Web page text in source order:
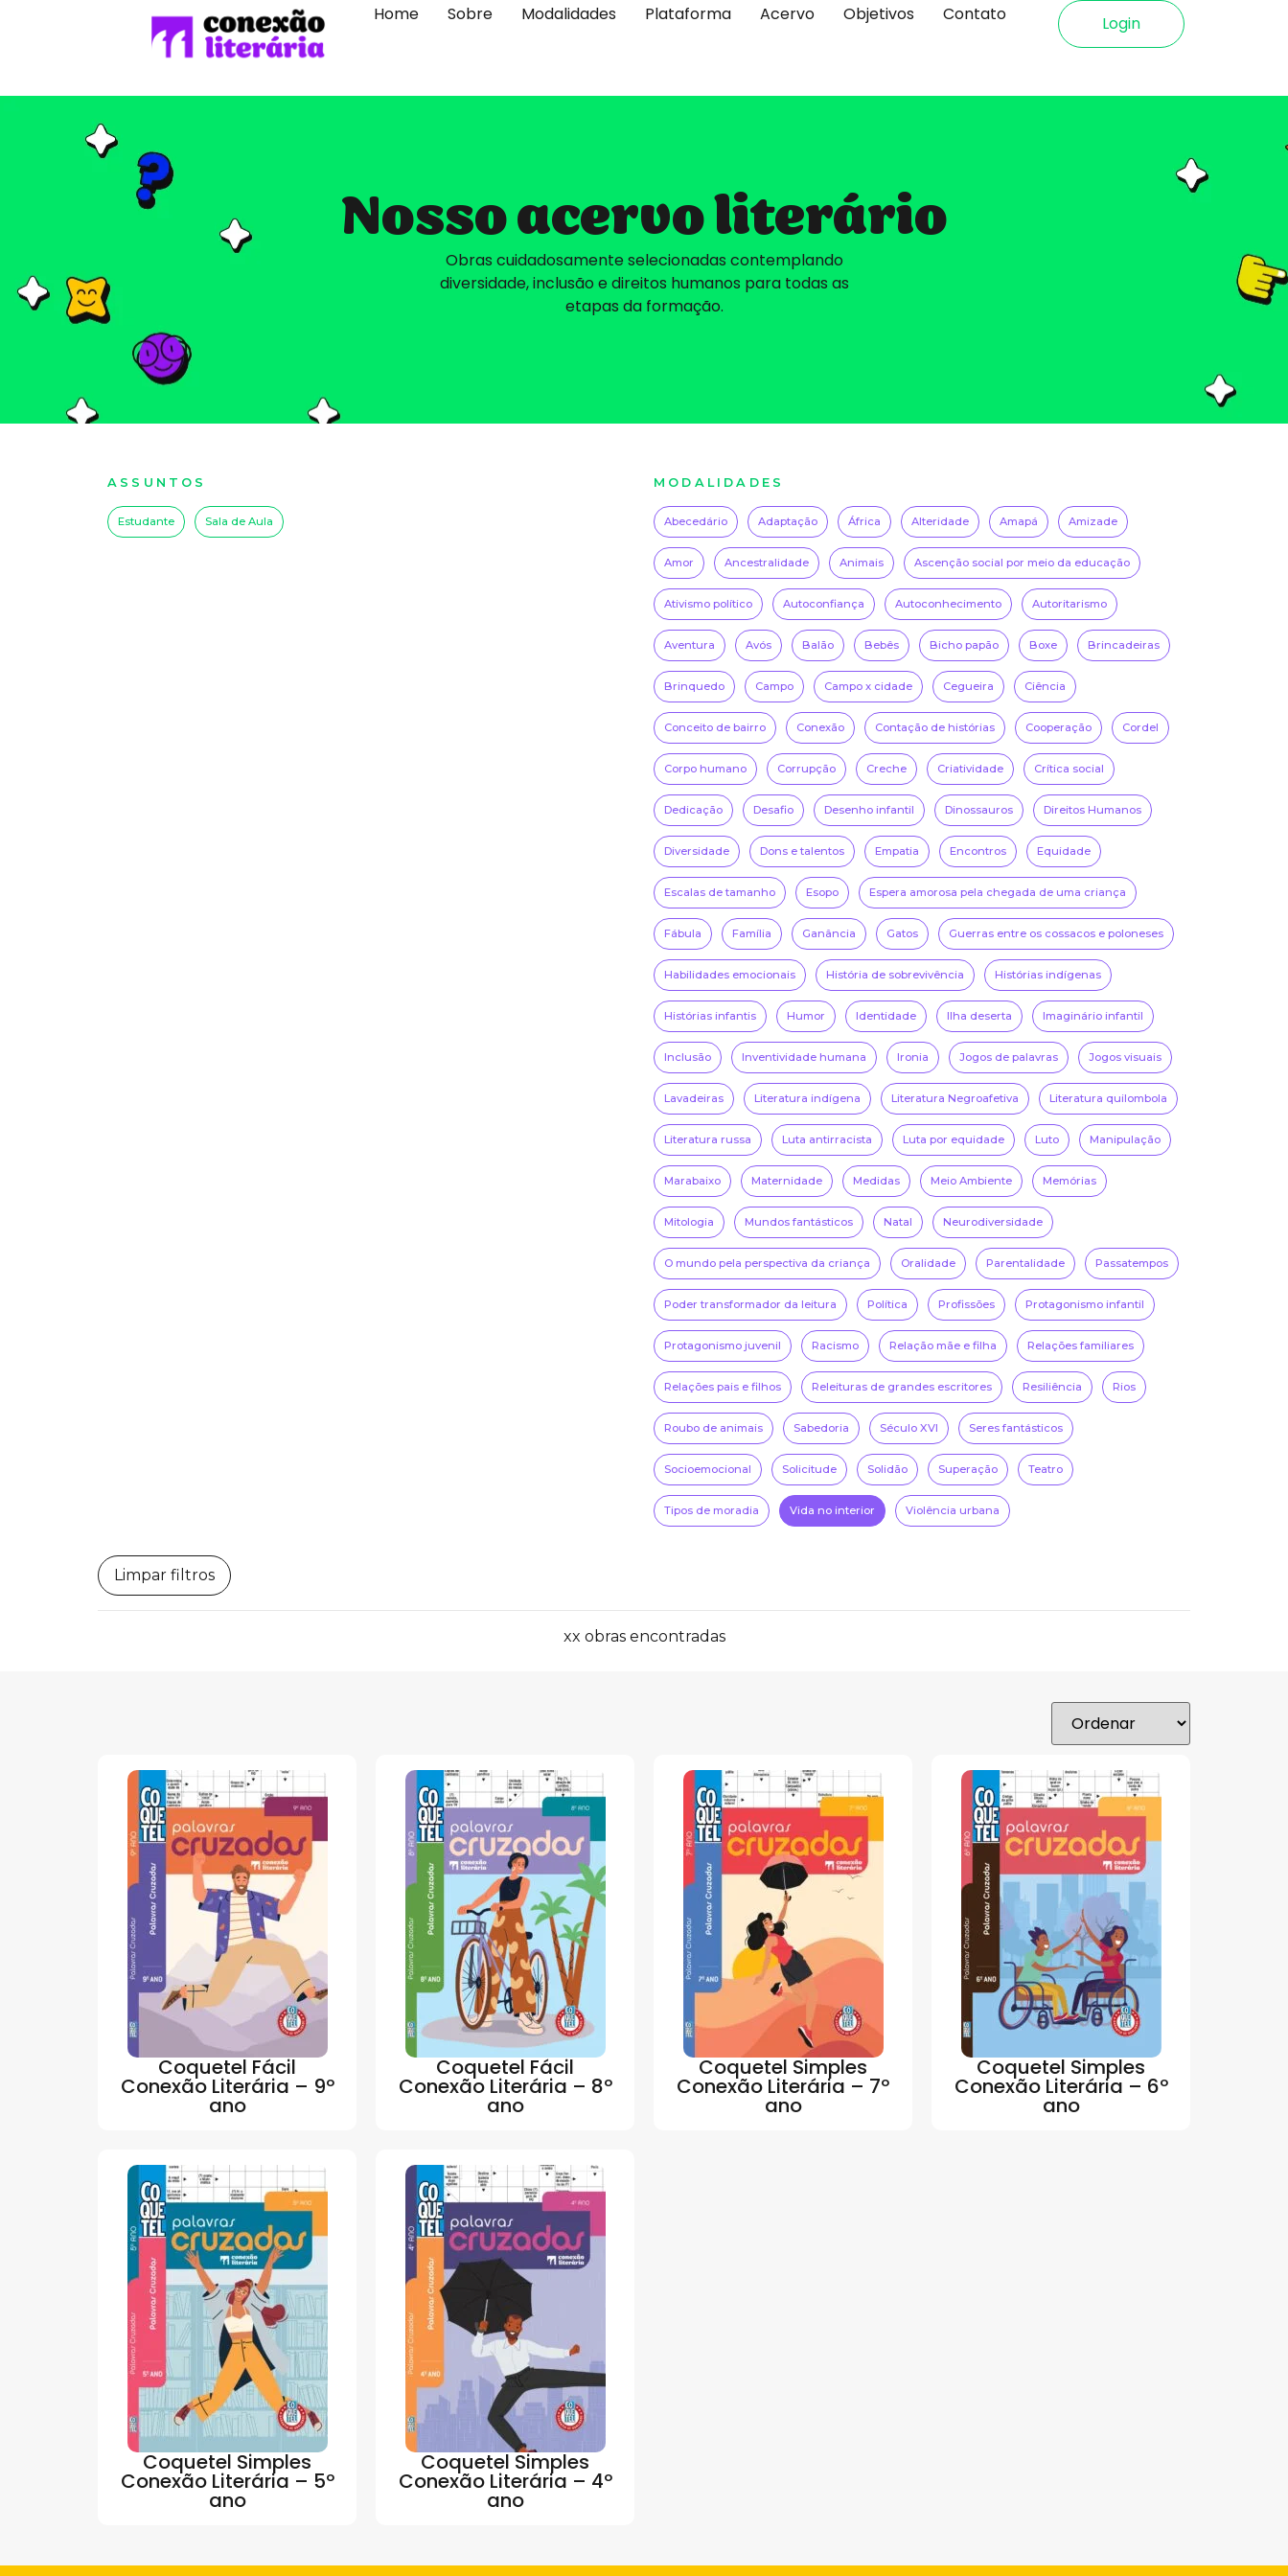
Home Sobre Modalidades Plataforma Acervo Objetivos Contato Login
Nosso acervo literário
Obras cuidadosamente selecionadas contemplando
diversidade, inclusão e direitos humanos para todas as
etapas da formação.
ASSUNTOS
Estudante Sala de Aula
MODALIDADES
Abecedário Adaptação África Alteridade Amapá Amizade
Amor Ancestralidade Animais Ascenção social por meio da educação
Ativismo político Autoconfiança Autoconhecimento Autoritarismo
Aventura Avós Balão Bebês Bicho papão Boxe Brincadeiras
Brinquedo Campo Campo x cidade Cegueira Ciência
Conceito de bairro Conexão Contação de histórias Cooperação Cordel
Corpo humano Corrupção Creche Criatividade Crítica social
Dedicação Desafio Desenho infantil Dinossauros Direitos Humanos
Diversidade Dons e talentos Empatia Encontros Equidade
Escalas de tamanho Esopo Espera amorosa pela chegada de uma criança
Fábula Família Ganância Gatos Guerras entre os cossacos e poloneses
Habilidades emocionais História de sobrevivência Histórias indígenas
Histórias infantis Humor Identidade Ilha deserta Imaginário infantil
Inclusão Inventividade humana Ironia Jogos de palavras Jogos visuais
Lavadeiras Literatura indígena Literatura Negroafetiva Literatura quilombola
Literatura russa Luta antirracista Luta por equidade Luto Manipulação
Marabaixo Maternidade Medidas Meio Ambiente Memórias
Mitologia Mundos fantásticos Natal Neurodiversidade
O mundo pela perspectiva da criança Oralidade Parentalidade Passatempos
Poder transformador da leitura Política Profissões Protagonismo infantil
Protagonismo juvenil Racismo Relação mãe e filha Relações familiares
Relações pais e filhos Releituras de grandes escritores Resiliência Rios
Roubo de animais Sabedoria Século XVI Seres fantásticos
Socioemocional Solicitude Solidão Superação Teatro
Tipos de moradia Vida no interior Violência urbana
Limpar filtros
xx obras encontradas
Coquetel Fácil
Conexão Literária – 9º
ano
Coquetel Fácil
Conexão Literária – 8º
ano
Coquetel Simples
Conexão Literária – 7º
ano
Coquetel Simples
Conexão Literária – 6º
ano
Coquetel Simples
Conexão Literária – 5º
ano
Coquetel Simples
Conexão Literária – 4º
ano